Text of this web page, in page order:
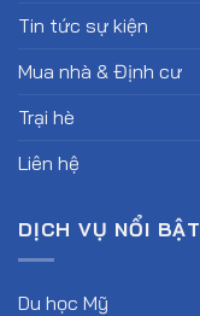
Tin tức sự kiện
Mua nhà & Định cư
Trại hè
Liên hệ
DỊCH VỤ NỔI BẬT
Du học Mỹ